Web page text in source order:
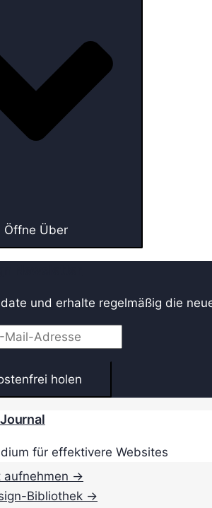
Öffne Über
und erhalte regelmäßig die
für effektivere Websites
aufnehmen →
Bibliothek →